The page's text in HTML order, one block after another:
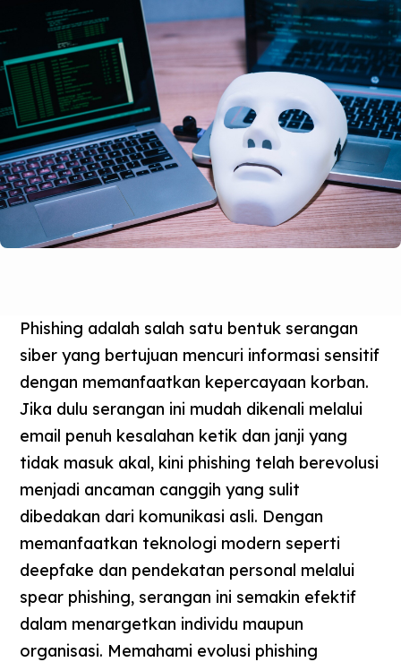
Phishing adalah salah satu bentuk serangan
siber yang bertujuan mencuri informasi sensitif
dengan memanfaatkan kepercayaan korban.
Jika dulu serangan ini mudah dikenali melalui
email penuh kesalahan ketik dan janji yang
tidak masuk akal, kini phishing telah berevolusi
menjadi ancaman canggih yang sulit
dibedakan dari komunikasi asli. Dengan
memanfaatkan teknologi modern seperti
deepfake dan pendekatan personal melalui
spear phishing, serangan ini semakin efektif
dalam menargetkan individu maupun
organisasi. Memahami evolusi phishing